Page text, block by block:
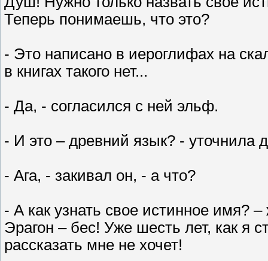
Теперь понимаешь, что это?
- Это написано в иероглифах на
в книгах такого нет...
- Да, - согласился с ней эльф.
- И это – древний язык? - уточнила
- Ага, - закивал он, - а что?
- А как узнать свое истинное имя?
Эрагон – бес! Уже шесть лет, как я
рассказать мне не хочет!